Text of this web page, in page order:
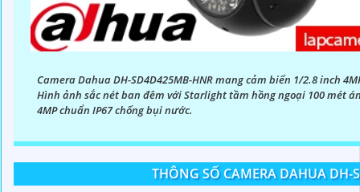
Camera Dahua DH-SD4D425MB-HNR mang cảm biến 1/2.8 inch
Hình ảnh sắc nét ban đêm với Starlight tầm hồng ngoại 100 mét
4MP chuẩn IP67 chống bụi nước.
THÔNG SỐ CAMERA DAHUA DH-